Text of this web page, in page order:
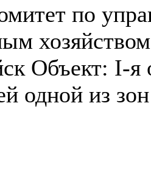
по
Объект: I-
одной из